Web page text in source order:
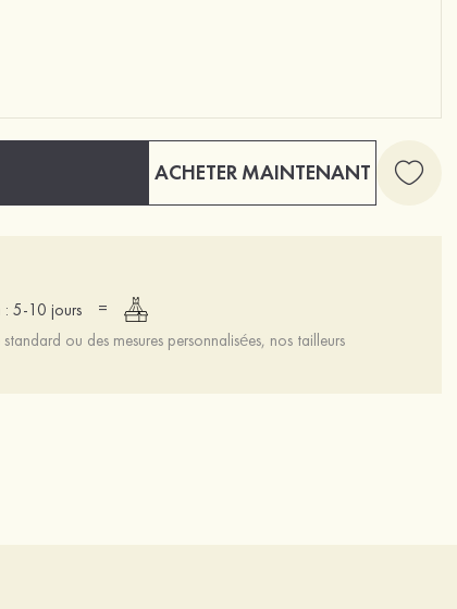
ACHETER MAINTENANT
: 5-10 jours
=
ou des mesures personnalisées, nos tailleurs